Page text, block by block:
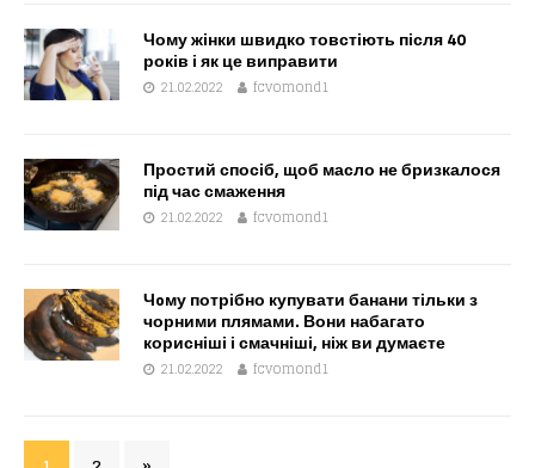
Чому жінки швидко товстіють після 40
років і як це виправити
21.02.2022 fcvomond1
Простий спосіб, щоб масло не бризкалося
під час смаження
21.02.2022 fcvomond1
Чoму потрібно купувати банани тільки з
чорними плямами. Вони набагато
корисніші і смачніші, ніж ви думаєте
21.02.2022 fcvomond1